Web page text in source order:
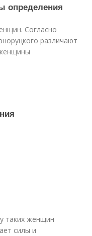
определения
Согласно
различают
таких женщин
силы и